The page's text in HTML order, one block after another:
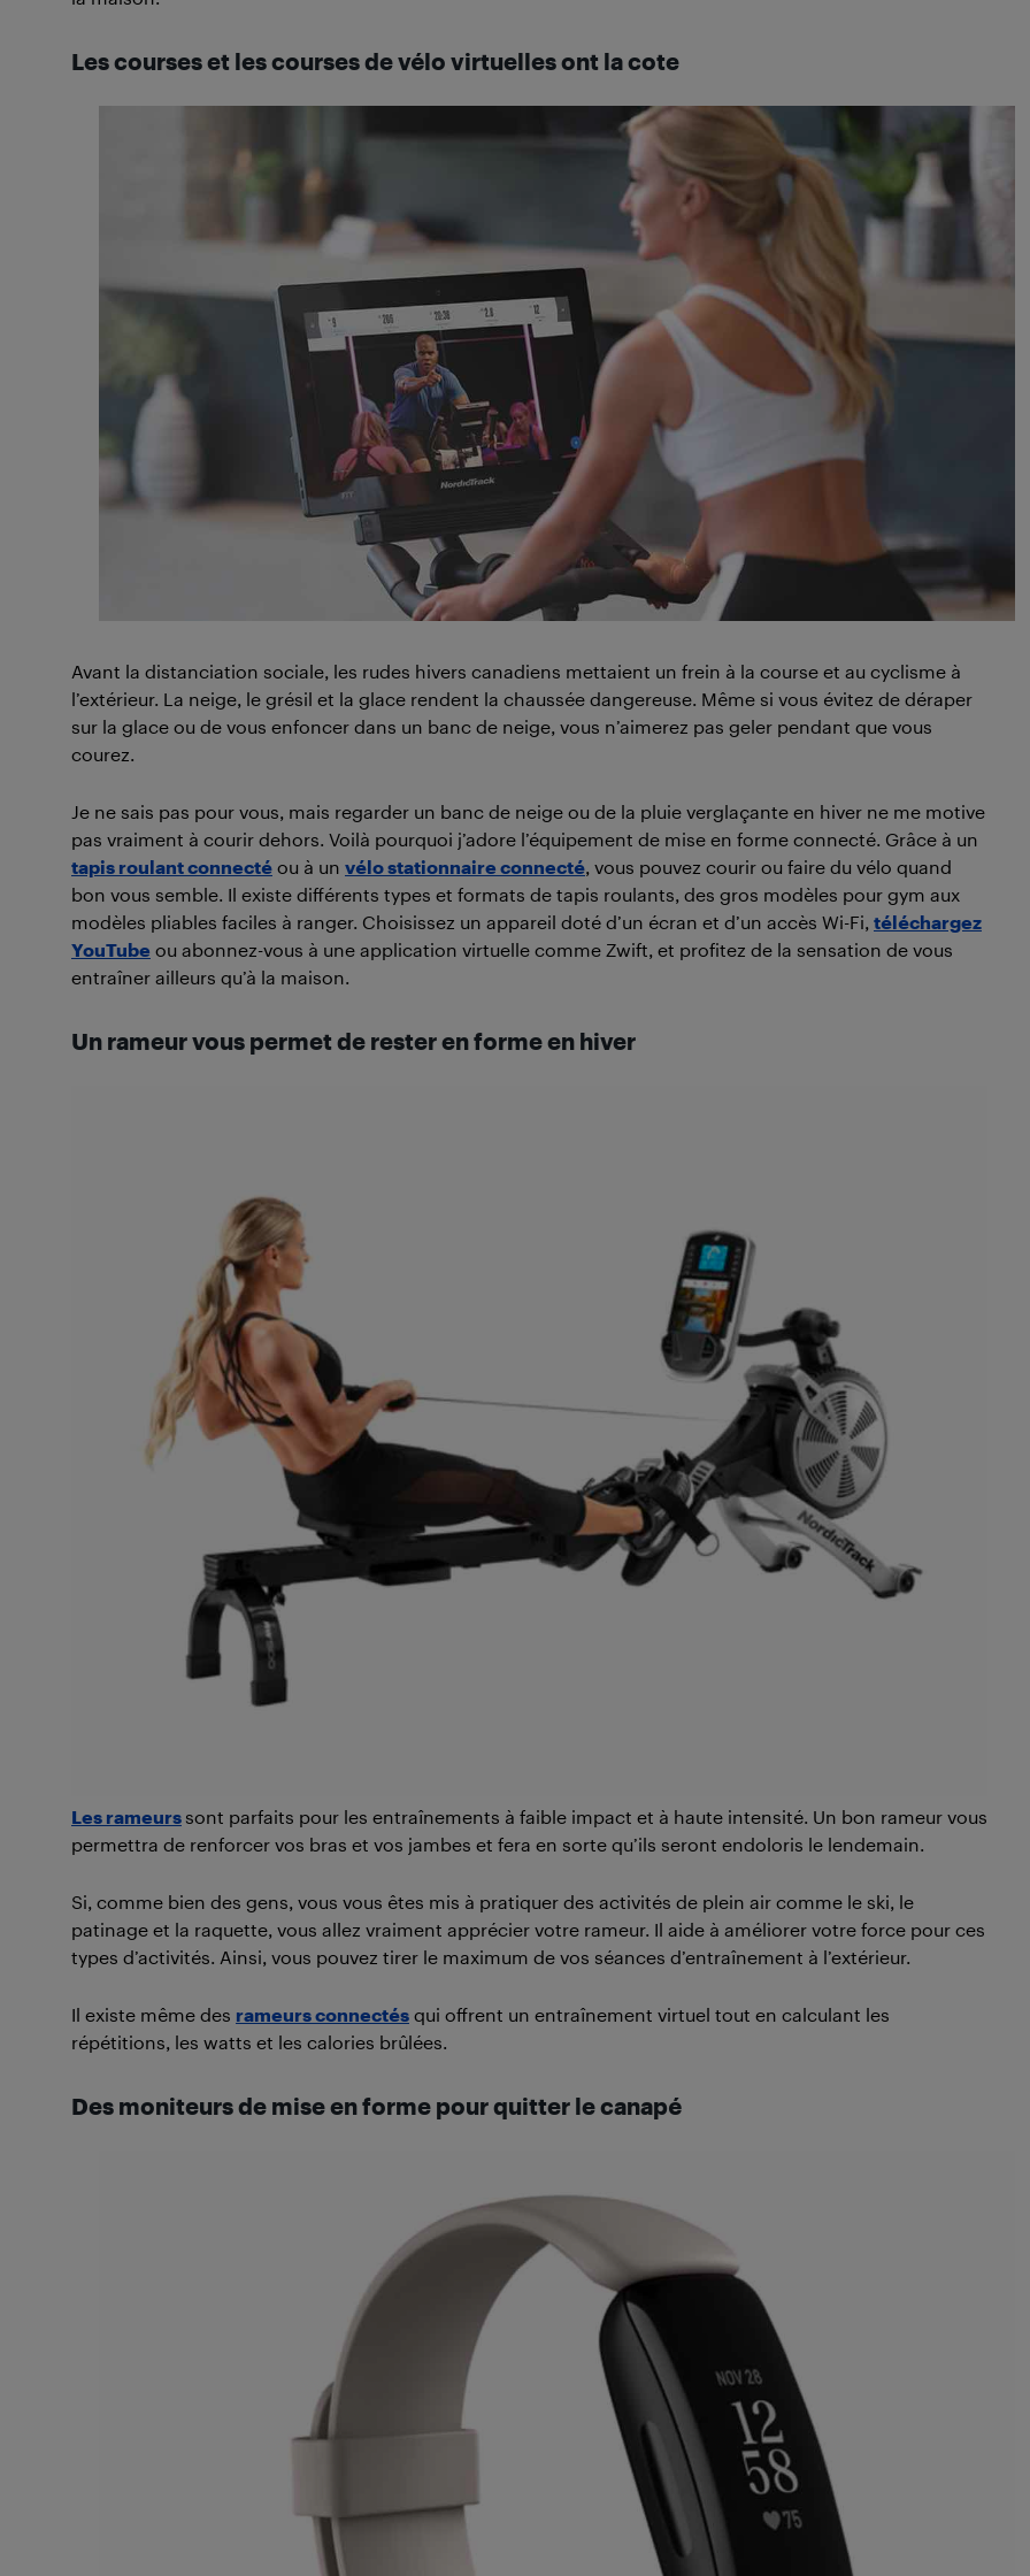
Les courses et les courses de vélo virtuelles ont la cote
Avant la distanciation sociale, les rudes hivers canadiens mettaient un frein à la course et au cyclisme à
l’extérieur. La neige, le grésil et la glace rendent la chaussée dangereuse. Même si vous évitez de déraper
sur la glace ou de vous enfoncer dans un banc de neige, vous n’aimerez pas geler pendant que vous
courez.
Je ne sais pas pour vous, mais regarder un banc de neige ou de la pluie verglaçante en hiver ne me motive
pas vraiment à courir dehors. Voilà pourquoi j’adore l’équipement de mise en forme connecté. Grâce à un
tapis roulant connecté ou à un vélo stationnaire connecté, vous pouvez courir ou faire du vélo quand
bon vous semble. Il existe différents types et formats de tapis roulants, des gros modèles pour gym aux
modèles pliables faciles à ranger. Choisissez un appareil doté d’un écran et d’un accès Wi-Fi, téléchargez
YouTube ou abonnez-vous à une application virtuelle comme Zwift, et profitez de la sensation de vous
entraîner ailleurs qu’à la maison.
Un rameur vous permet de rester en forme en hiver
Les rameurs sont parfaits pour les entraînements à faible impact et à haute intensité. Un bon rameur vous
permettra de renforcer vos bras et vos jambes et fera en sorte qu’ils seront endoloris le lendemain.
Si, comme bien des gens, vous vous êtes mis à pratiquer des activités de plein air comme le ski, le
patinage et la raquette, vous allez vraiment apprécier votre rameur. Il aide à améliorer votre force pour ces
types d’activités. Ainsi, vous pouvez tirer le maximum de vos séances d’entraînement à l’extérieur.
Il existe même des rameurs connectés qui offrent un entraînement virtuel tout en calculant les
répétitions, les watts et les calories brûlées.
Des moniteurs de mise en forme pour quitter le canapé